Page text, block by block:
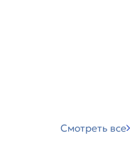
Смотреть все